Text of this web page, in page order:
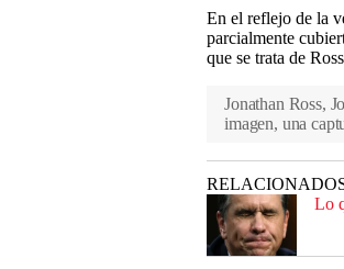
En el reflejo de la
parcialmente
que se trata de
Jonathan Ross,
imagen, una
Lo